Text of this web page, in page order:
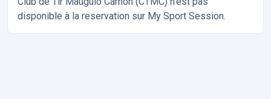
disponible à la reservation sur My Sport Session.